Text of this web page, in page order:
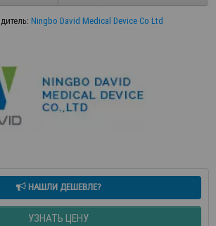
Ningbo David Medical Device Co Ltd
НАШЛИ ДЕШЕВЛЕ?
УЗНАТЬ ЦЕНУ